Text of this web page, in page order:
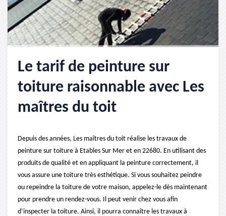
Le tarif de peinture sur
toiture raisonnable avec Les
maîtres du toit
Depuis des années, Les maîtres du toit réalise les travaux de
peinture sur toiture à Etables Sur Mer et en 22680. En utilisant des
produits de qualité et en appliquant la peinture correctement, il
vous assure une toiture très esthétique. Si vous souhaitez peindre
ou repeindre la toiture de votre maison, appelez-le dès maintenant
pour prendre un rendez-vous. Il peut venir chez vous afin
d’inspecter la toiture. Ainsi, il pourra connaître les travaux à